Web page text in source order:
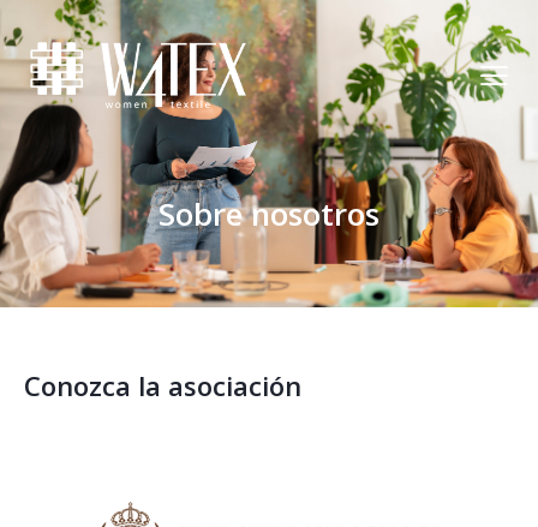
Sobre nosotros
Conozca la asociación